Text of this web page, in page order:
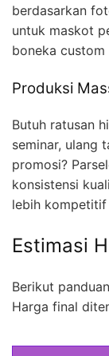
berdasarkan
untuk maskot
boneka custom
Produksi
Butuh ratusan
seminar, ulang
promosi?
konsistensi
lebih kompetitif
Estimasi
Berikut
Harga final